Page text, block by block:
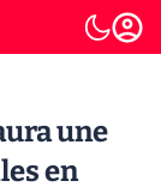
une
en